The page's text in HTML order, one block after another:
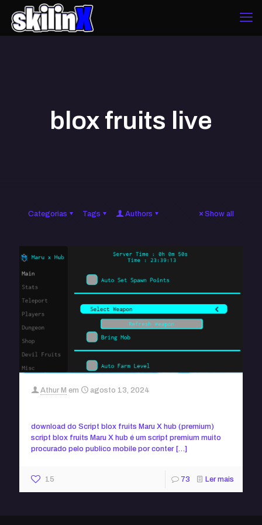
blox fruits live
Categorias Tags Authors Show all
Athur M em agosto 13, 2024
download do Script blox fruits Maru X hub (premium)
script blox fruits Maru X hub é um script premium muito
procurado pelo publico mobile por conter[…]
15 73 Ler mais